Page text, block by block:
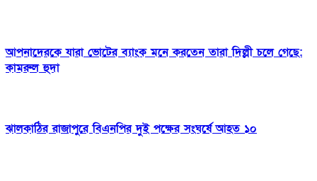
আপনাদেরকে যারা ভোটের ব্যাংক মনে করতেন তারা দিল্লী চলে গেছে:
কামরুল হুদা
ঝালকাঠির রাজাপুরে বিএনপির দুই পক্ষের সংঘর্ষে আহত ১০